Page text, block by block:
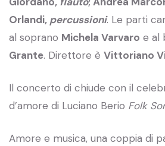
Orlandi, percussioni. Le parti
al soprano Michela Varvaro e al
Grante. Direttore è Vittoriano
Il concerto di chiude con il
d’amore di Luciano Berio Folk
Amore e musica, una coppia di